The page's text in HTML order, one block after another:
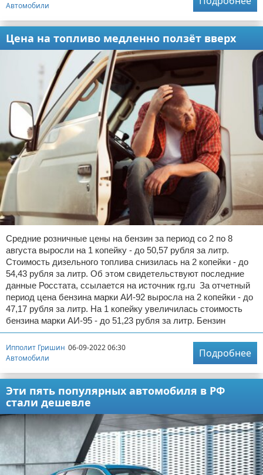
Автомобили
Цена на топливо медленно ползёт вверх
Средние розничные цены на бензин за период со 2 по 8
августа выросли на 1 копейку - до 50,57 рубля за литр.
Стоимость дизельного топлива снизилась на 2 копейки - до
54,43 рубля за литр. Об этом свидетельствуют последние
данные Росстата, ссылается на источник rg.ru За отчетный
период цена бензина марки АИ-92 выросла на 2 копейки - до
47,17 рубля за литр. На 1 копейку увеличилась стоимость
бензина марки АИ-95 - до 51,23 рубля за литр. Бензин
Ипполит Гришин 06-09-2022 06:30
Автомобили
Подробнее
Эти пять популярных автомобиля в РФ
стали дешевле